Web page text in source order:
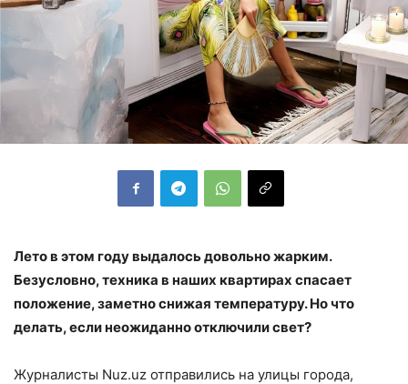
Лето в этом году выдалось довольно жарким.
Безусловно, техника в наших квартирах спасает
положение, заметно снижая температуру. Но что
делать, если неожиданно отключили свет?
Журналисты Nuz.uz отправились на улицы города,